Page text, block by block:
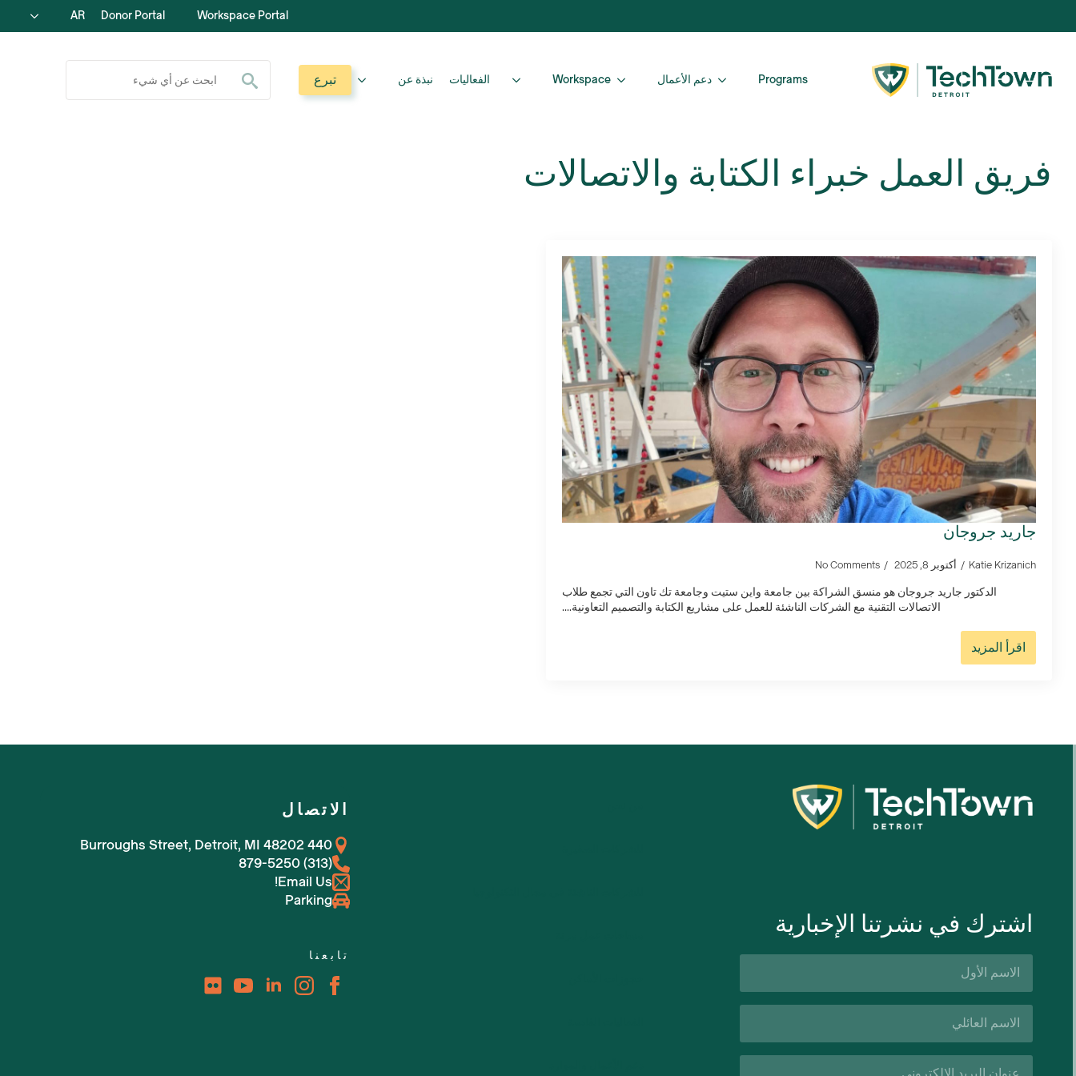
Workspace Portal
Donor Portal
AR
Programs دعم الأعمال Workspace الفعاليات نبذة عن تبرع
ابحث عن:
فريق العمل خبراء الكتابة والاتصالات
جاريد جروجان
Katie Krizanich أكتوبر 8, 2025 No Comments
الدكتور جاريد جروجان هو منسق الشراكة بين جامعة واين ستيت وجامعة تك تاون التي تجمع طلاب
الاتصالات التقنية مع الشركات الناشئة للعمل على مشاريع الكتابة والتصميم التعاونية....
اقرأ المزيد
اشترك في نشرتنا الإخبارية
الاسم
الأول*
اسم
العائلة*
البريد
الاتصال
440 Burroughs Street, Detroit, MI 48202
(313) 879-5250
Email Us!
Parking
تابعنا